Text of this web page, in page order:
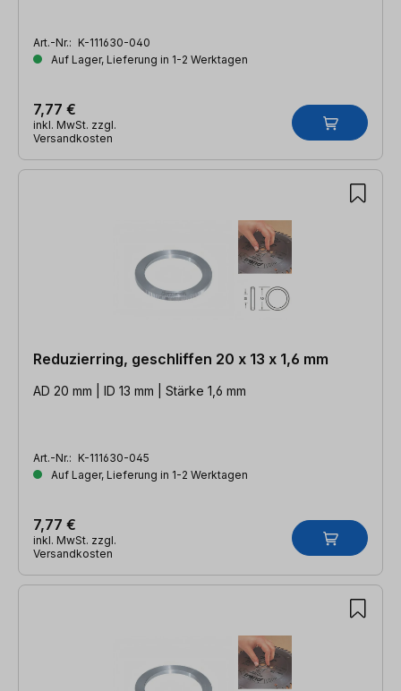
Art.-Nr.: K-111630-040
Auf Lager, Lieferung in 1-2 Werktagen
7,77 €
inkl. MwSt. zzgl.
Versandkosten
Reduzierring, geschliffen 20 x 13 x 1,6 mm
AD 20 mm | ID 13 mm | Stärke 1,6 mm
Art.-Nr.: K-111630-045
Auf Lager, Lieferung in 1-2 Werktagen
7,77 €
inkl. MwSt. zzgl.
Versandkosten